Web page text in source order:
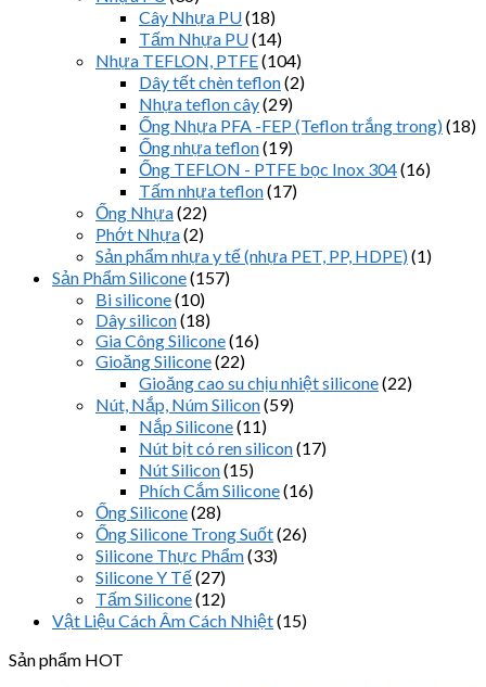
Cây Nhựa PU(18)
Tấm Nhựa PU(14)
Nhựa TEFLON, PTFE(104)
Dây tết chèn teflon(2)
Nhựa teflon cây(29)
Ống Nhựa PFA -FEP (Teflon trắng trong)(18)
Ống nhựa teflon(19)
Ống TEFLON - PTFE bọc Inox 304(16)
Tấm nhựa teflon(17)
Ống Nhựa(22)
Phớt Nhựa(2)
Sản phẩm nhựa y tế (nhựa PET, PP, HDPE)(1)
Sản Phẩm Silicone(157)
Bi silicone(10)
Dây silicon(18)
Gia Công Silicone(16)
Gioăng Silicone(22)
Gioăng cao su chịu nhiệt silicone(22)
Nút, Nắp, Núm Silicon(59)
Nắp Silicone(11)
Nút bịt có ren silicon(17)
Nút Silicon(15)
Phích Cắm Silicone(16)
Ống Silicone(28)
Ống Silicone Trong Suốt(26)
Silicone Thực Phẩm(33)
Silicone Y Tế(27)
Tấm Silicone(12)
Vật Liệu Cách Âm Cách Nhiệt(15)
Sản phẩm HOT